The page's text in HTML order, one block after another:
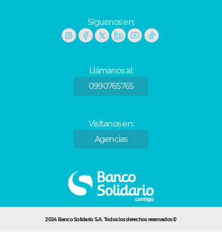
Síguenos en:
Llámanos al:
0990765765
Visítanos en:
Agencias
2024 Banco Solidario S.A. Todos los derechos reservados ©